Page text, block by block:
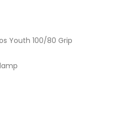
Youth 100/80 Grip